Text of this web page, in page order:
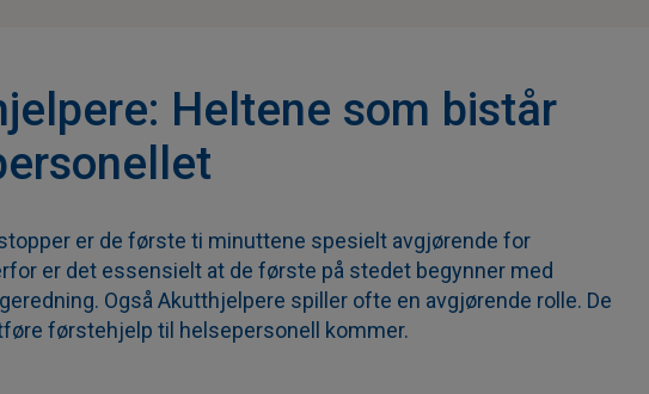
Heltene som bistår
er de første ti minuttene spesielt avgjørende for
er det essensielt at de første på stedet begynner med
Også Akutthjelpere spiller ofte en avgjørende rolle. De
førstehjelp til helsepersonell kommer.